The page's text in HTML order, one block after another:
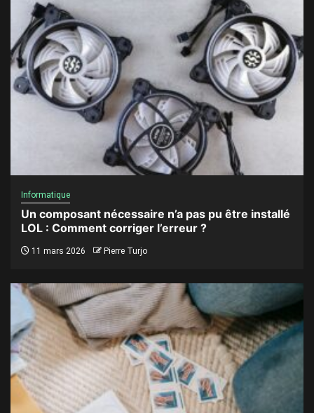
Informatique
Un composant nécessaire n’a pas pu être installé
LOL : Comment corriger l’erreur ?
11 mars 2026 Pierre Turjo